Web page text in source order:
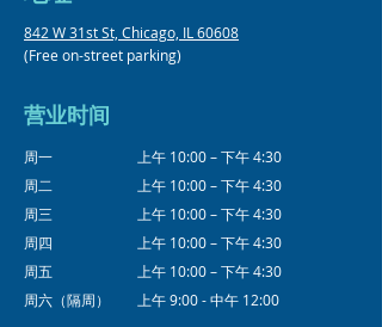
842 W 31st St, Chicago, IL 60608
(Free on-street parking)
营业时间
周一
周二
周三
周四
周五
周六（隔周）
上午 10:00 – 下午 4:30
上午 10:00 – 下午 4:30
上午 10:00 – 下午 4:30
上午 10:00 – 下午 4:30
上午 10:00 – 下午 4:30
上午 9:00 - 中午 12:00